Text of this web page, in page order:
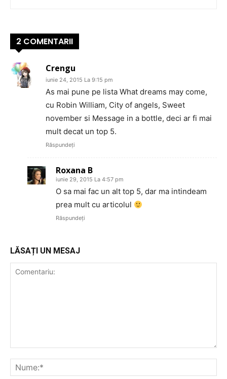
2 COMENTARII
Crengu
iunie 24, 2015 La 9:15 pm
As mai pune pe lista What dreams may come,
cu Robin William, City of angels, Sweet
november si Message in a bottle, deci ar fi mai
mult decat un top 5.
Răspundeți
Roxana B
iunie 29, 2015 La 4:57 pm
O sa mai fac un alt top 5, dar ma intindeam
prea mult cu articolul
Răspundeți
LĂSAȚI UN MESAJ